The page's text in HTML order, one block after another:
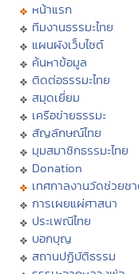
หน้าแรก
ทีมงานธรรมะไทย
แผนผังเว็บไซต์
ค้นหาข้อมูล
ติดต่อธรรมะไทย
สมุดเยี่ยม
เครือข่ายธรรมะ
สัญลักษณ์ไทย
มุมสมาชิกธรรมะไทย
Donation
เทศกาลงานวัดช่วยช
การเผยแผ่ศาสนา
ประเพณีไทย
บอกบุญ
สถานปฏิบัติธรรม